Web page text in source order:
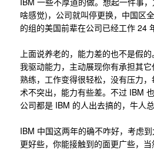
啥感觉)，公司就叫停更换，中国区
的组的美国前辈在公司已经工作 24
上面说养老的，能力差的也不是假
我驱动能力，主动展现你有承担其
熟练，工作变得很轻松，没有压力
术不突出，能力有些差。不过 IBM
公司都是 IBM 的人出去搞的，牛人
IBM 中国这两年的确不咋好，考虑
更好些，你能接触到的面更广些，